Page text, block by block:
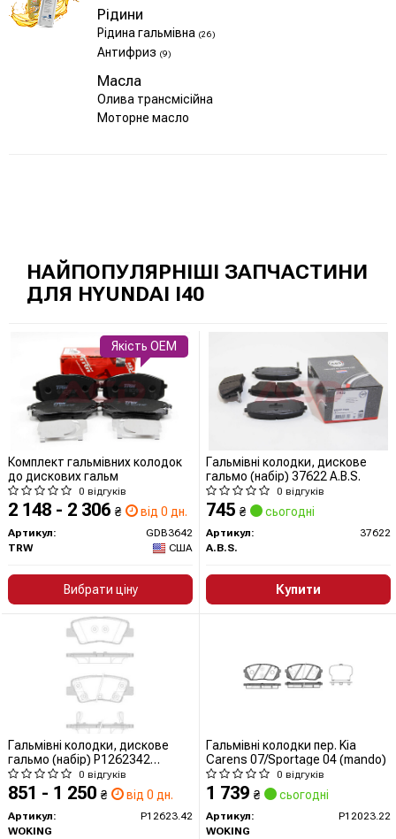
Рідини
Рідина гальмівна (26)
Антифриз (9)
Масла
Олива трансмісійна
Моторне масло
НАЙПОПУЛЯРНІШІ ЗАПЧАСТИНИ
ДЛЯ HYUNDAI I40
Комплект гальмівних колодок
до дискових гальм
0 відгуків
2 148 - 2 306 ₴ від 0 дн.
Артикул:
GDB3642
TRW
США
Вибрати ціну
Якість OEM
Гальмівні колодки, дискове
гальмо (набір) 37622 A.B.S.
0 відгуків
745 ₴ сьогодні
Артикул:
37622
A.B.S.
Купити
Гальмівні колодки, дискове
гальмо (набір) P1262342
WOKING
0 відгуків
851 - 1 250 ₴ від 0 дн.
Артикул:
P12623.42
WOKING
Гальмівні колодки пер. Kia
Carens 07/Sportage 04 (mando)
0 відгуків
1 739 ₴ сьогодні
Артикул:
P12023.22
WOKING